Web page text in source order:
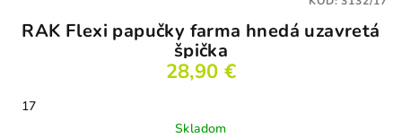
RAK Flexi papučky farma hnedá uzavretá
špička
28,90 €
17
Skladom